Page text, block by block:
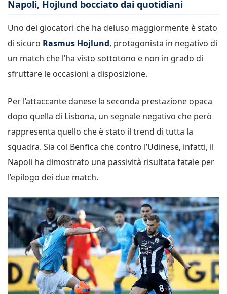
Napoli, Hojlund bocciato dai quotidiani
Uno dei giocatori che ha deluso maggiormente è stato
di sicuro Rasmus Hojlund, protagonista in negativo di
un match che l’ha visto sottotono e non in grado di
sfruttare le occasioni a disposizione.
Per l’attaccante danese la seconda prestazione opaca
dopo quella di Lisbona, un segnale negativo che però
rappresenta quello che è stato il trend di tutta la
squadra. Sia col Benfica che contro l’Udinese, infatti, il
Napoli ha dimostrato una passività risultata fatale per
l’epilogo dei due match.